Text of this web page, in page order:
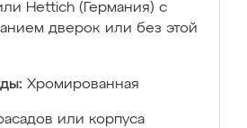
Hettich (Германия) с
дверок или без этой
Хромированная
или корпуса